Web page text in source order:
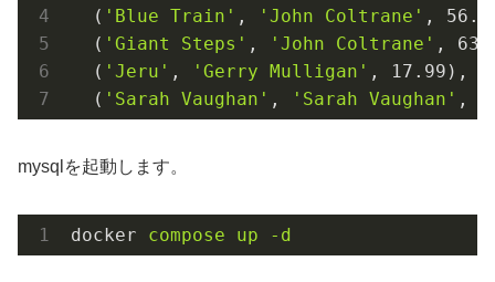
  (
'Blue Train' , 'John Coltrane' ,
  (
'Giant Steps' , 'John Coltrane' ,
  (
'Jeru' , 'Gerry Mulligan' , 17.99 ),
  (
'Sarah Vaughan' , 'Sarah Vaughan' ,
mysqlを起動します。
docker compose up -d